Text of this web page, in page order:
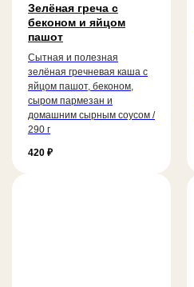
Зелёная греча с
беконом и яйцом
пашот
Сытная и полезная
зелёная гречневая каша с
яйцом пашот, беконом,
сыром пармезан и
домашним сырным соусом /
290 г
420 ₽